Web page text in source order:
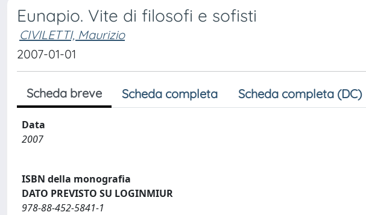
Eunapio. Vite di filosofi e sofisti
CIVILETTI, Maurizio
2007-01-01
Scheda breve Scheda completa Scheda completa (DC)
Data
2007
ISBN della monografia
DATO PREVISTO SU LOGINMIUR
978-88-452-5841-1